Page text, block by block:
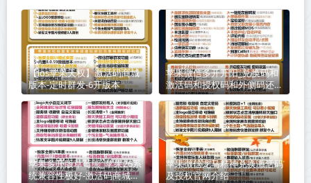
【ios苹果天权】激活码商城
版本-定时群发-6开版本
苹果微信多开开阳_兑换码和
激活码和授权码和外侧码还有
活动码如何分辨
苹果多开版草莓熊_苹果26系
统兼容性极好-激活码商城版
苹果微信龙马精神兑换激活码
及授权官网介绍